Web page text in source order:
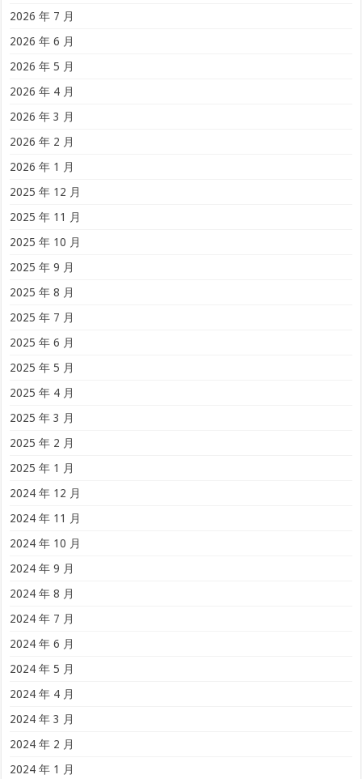
2026 年 7 月
2026 年 6 月
2026 年 5 月
2026 年 4 月
2026 年 3 月
2026 年 2 月
2026 年 1 月
2025 年 12 月
2025 年 11 月
2025 年 10 月
2025 年 9 月
2025 年 8 月
2025 年 7 月
2025 年 6 月
2025 年 5 月
2025 年 4 月
2025 年 3 月
2025 年 2 月
2025 年 1 月
2024 年 12 月
2024 年 11 月
2024 年 10 月
2024 年 9 月
2024 年 8 月
2024 年 7 月
2024 年 6 月
2024 年 5 月
2024 年 4 月
2024 年 3 月
2024 年 2 月
2024 年 1 月